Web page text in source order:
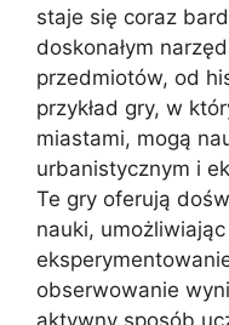
staje się coraz
doskonałym
przedmiotów, od
przykład gry, w
miastami, mogą
urbanistycznym i
Te gry oferują
nauki,
obserwowanie
aktywny sposób